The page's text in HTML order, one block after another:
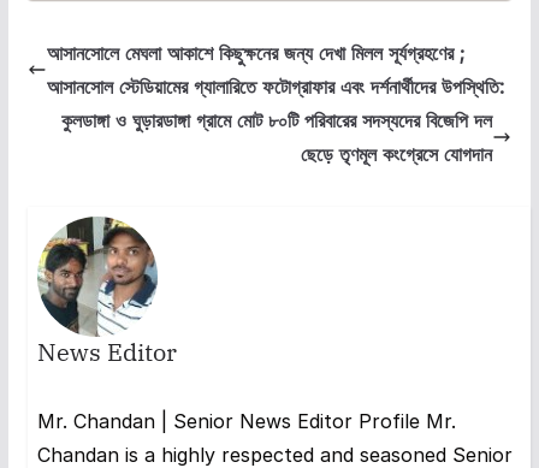
আসানসোলে মেঘলা আকাশে কিছুক্ষনের জন্য দেখা মিলল সূর্যগ্রহণের ;
আসানসোল স্টেডিয়ামের গ্যালারিতে ফটোগ্রাফার এবং দর্শনার্থীদের উপস্থিতি:
কুলডাঙ্গা ও ঘুড়ারডাঙ্গা গ্রামে মোট ৮০টি পরিবারের সদস্যদের বিজেপি দল
ছেড়ে তৃণমূল কংগ্রেসে যোগদান
News Editor
Mr. Chandan | Senior News Editor Profile Mr.
Chandan is a highly respected and seasoned Senior